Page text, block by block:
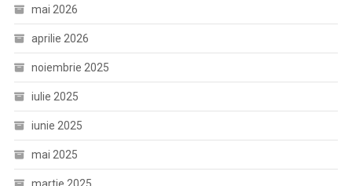
mai 2026
aprilie 2026
noiembrie 2025
iulie 2025
iunie 2025
mai 2025